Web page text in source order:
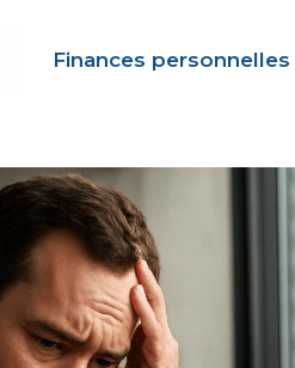
Finances personnelles